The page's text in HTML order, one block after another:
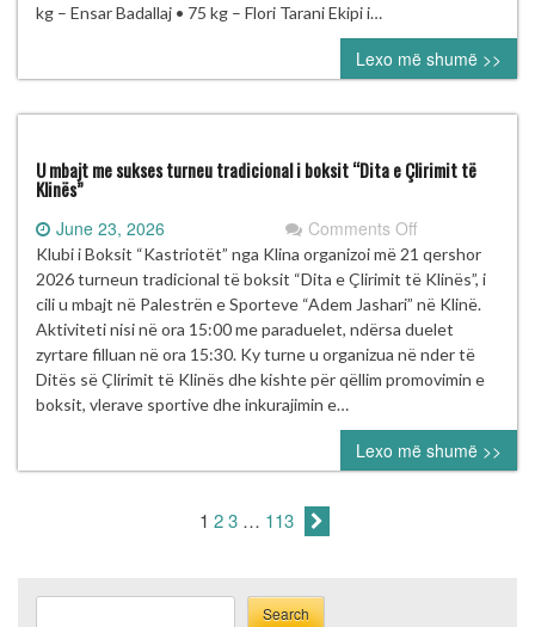
Evropian
U19
në
Loznicë
kg – Ensar Badallaj • 75 kg – Flori Tarani Ekipi i…
Lexo më shumë >>
U mbajt me sukses turneu tradicional i boksit “Dita e Çlirimit të
Klinës”
June 23, 2026 Comments Offon
U
mbajt
me
sukses
turneu
tradicional
boksit
“Dita
e
Klubi i Boksit “Kastriotët” nga Klina organizoi më 21 qershor
2026 turneun tradicional të boksit “Dita e Çlirimit të Klinës”, i
cili u mbajt në Palestrën e Sporteve “Adem Jashari” në Klinë.
Aktiviteti nisi në ora 15:00 me paraduelet, ndërsa duelet
zyrtare filluan në ora 15:30. Ky turne u organizua në nder të
Ditës së Çlirimit të Klinës dhe kishte për qëllim promovimin e
boksit, vlerave sportive dhe inkurajimin e…
Lexo më shumë >>
1 23 … 113
Search Search